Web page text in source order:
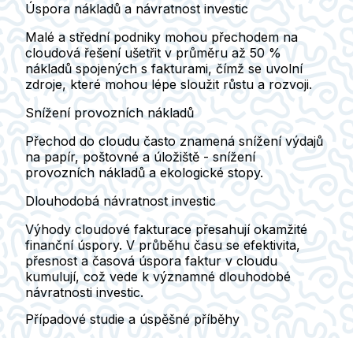
Úspora nákladů a návratnost investic
Malé a střední podniky mohou přechodem na
cloudová řešení ušetřit v průměru až 50 %
nákladů spojených s fakturami, čímž se uvolní
zdroje, které mohou lépe sloužit růstu a rozvoji.
Snížení provozních nákladů
Přechod do cloudu často znamená snížení výdajů
na papír, poštovné a úložiště - snížení
provozních nákladů a ekologické stopy.
Dlouhodobá návratnost investic
Výhody cloudové fakturace přesahují okamžité
finanční úspory. V průběhu času se efektivita,
přesnost a časová úspora faktur v cloudu
kumulují, což vede k významné dlouhodobé
návratnosti investic.
Případové studie a úspěšné příběhy